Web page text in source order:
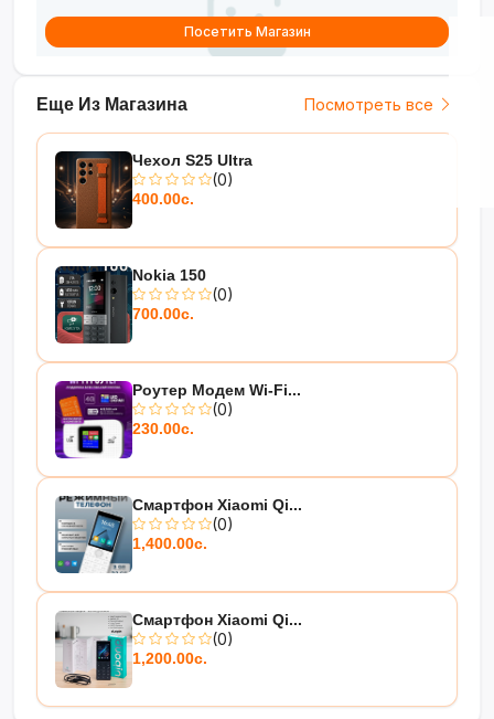
•LED-дисплей— точный
контроль заряда, тока и
напряжения
Мощность и надёжность для
ваших устройств!
Еще Из Магазина Посмотреть все
Чехол S25 Ultra
(0)
400.00с.
Nokia 150
(0)
700.00с.
Роутер Модем Wi-Fi...
(0)
230.00с.
Смартфон Xiaomi Qi...
(0)
1,400.00с.
Смартфон Xiaomi Qi...
(0)
1,200.00с.
Посетить Магазин